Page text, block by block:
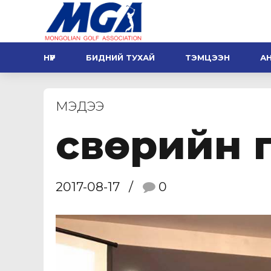
НҮҮР БИДНИЙ ТУХАЙ ТЭМЦЭЭН
МЭДЭЭ
Өсвөрийн
2017-08-17 0